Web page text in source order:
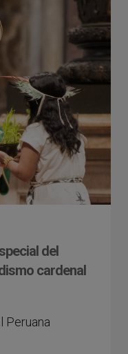
del
cardenal
Peruana